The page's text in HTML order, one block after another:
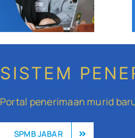
SISTEM
Portal penerimaan murid
SPMB JABAR